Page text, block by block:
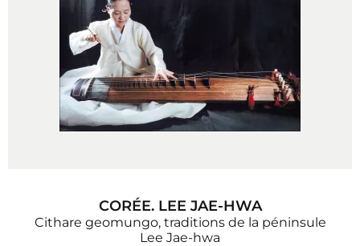
CORÉE. LEE JAE-HWA
Cithare geomungo, traditions de la péninsule
Lee Jae-hwa